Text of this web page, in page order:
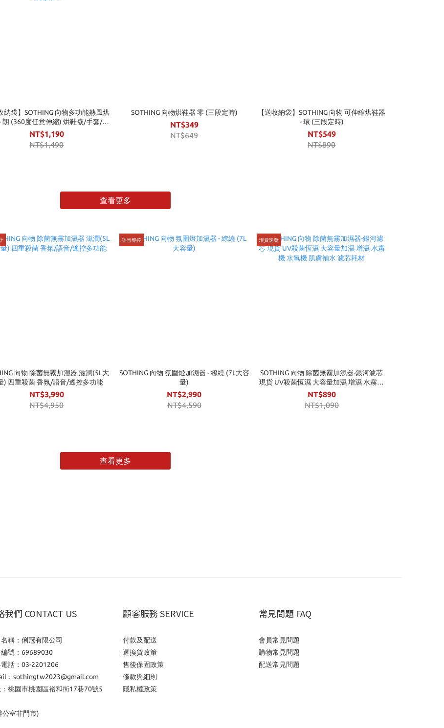
納袋】SOTHING 向物多功能熱風烘
朗 (360度任意伸縮) 烘鞋襪/手套/暖
被/帽子
NT$1,190
NT$1,490
SOTHING 向物烘鞋器 零 (三段定時)
NT$349
NT$649
【送收納袋】SOTHING 向物 可伸縮烘鞋器
- 環 (三段定時)
NT$549
NT$890
查看更多
向物 除菌無霧加濕器 滋潤(5L大
) 四重殺菌 香氛/語音/遙控多功能
NT$3,990
NT$4,950
語音聲控
SOTHING 向物 氛圍燈加濕器 - 繚繞 (7L大容
量)
NT$2,990
NT$4,590
現貨速發
SOTHING 向物 除菌無霧加濕器-銀河濾芯
現貨 UV殺菌恆濕 大容量加濕 增濕 水霧機
水氧機 肌膚補水 濾芯耗材
NT$890
NT$1,090
查看更多
我們 CONTACT US
稱：俐冠有限公司
號：69689030
話：03-2201206
：sothingtw2023@gmail.com
桃園市桃園區裕和街17巷70號5
室非門市)
顧客服務 SERVICE
付款及配送
退換貨政策
售後保固政策
條款與細則
隱私權政策
常見問題 FAQ
會員常見問題
購物常見問題
配送常見問題